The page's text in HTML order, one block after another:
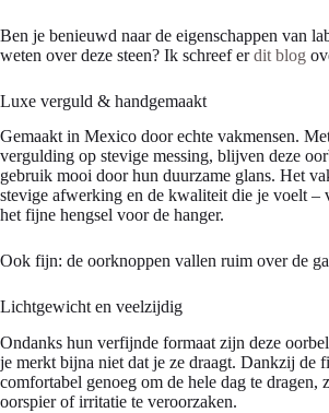
Ben je benieuwd naar de eigenschappen van
weten over deze steen? Ik schreef erdit blog
Luxe verguld & handgemaakt
Gemaakt in Mexico door echte vakmensen.
vergulding op stevige messing, blijven deze
gebruik mooi door hun duurzame glans. Het
stevige afwerking en de kwaliteit die je voelt –
het fijne hengsel voor de hanger.
Ook fijn: de oorknoppen vallen ruim over de
Lichtgewicht en veelzijdig
Ondanks hun verfijnde formaat zijn deze
je merkt bijna niet dat je ze draagt. Dankzij de
comfortabel genoeg om de hele dag te dragen,
oorspier of irritatie te veroorzaken.